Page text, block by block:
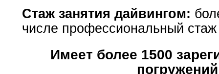
Стаж занятия дайвингом:
числе профессиональный
Имеет более 1500